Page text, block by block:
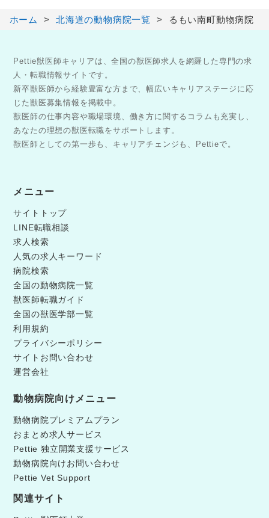
ホーム 北海道の動物病院一覧 るもい南町動物病院
Pettie獣医師キャリアは、全国の獣医師求人を網羅した専門の求
人・転職情報サイトです。
新卒獣医師から経験豊富な方まで、幅広いキャリアステージに応
じた獣医募集情報を掲載中。
獣医師の仕事内容や職場環境、働き方に関するコラムも充実し、
あなたの理想の獣医転職をサポートします。
獣医師としての第一歩も、キャリアチェンジも、Pettieで。
メニュー
サイトトップ
LINE転職相談
求人検索
人気の求人キーワード
病院検索
全国の動物病院一覧
獣医師転職ガイド
全国の獣医学部一覧
利用規約
プライバシーポリシー
サイトお問い合わせ
運営会社
動物病院向けメニュー
動物病院プレミアムプラン
おまとめ求人サービス
Pettie 独立開業支援サービス
動物病院向けお問い合わせ
Pettie Vet Support
関連サイト